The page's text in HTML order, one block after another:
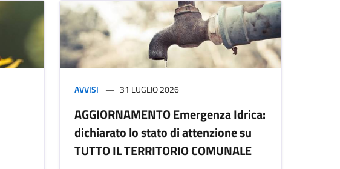
AVVISI 31 LUGLIO 2026
AGGIORNAMENTO Emergenza Idrica:
dichiarato lo stato di attenzione su
TUTTO IL TERRITORIO COMUNALE